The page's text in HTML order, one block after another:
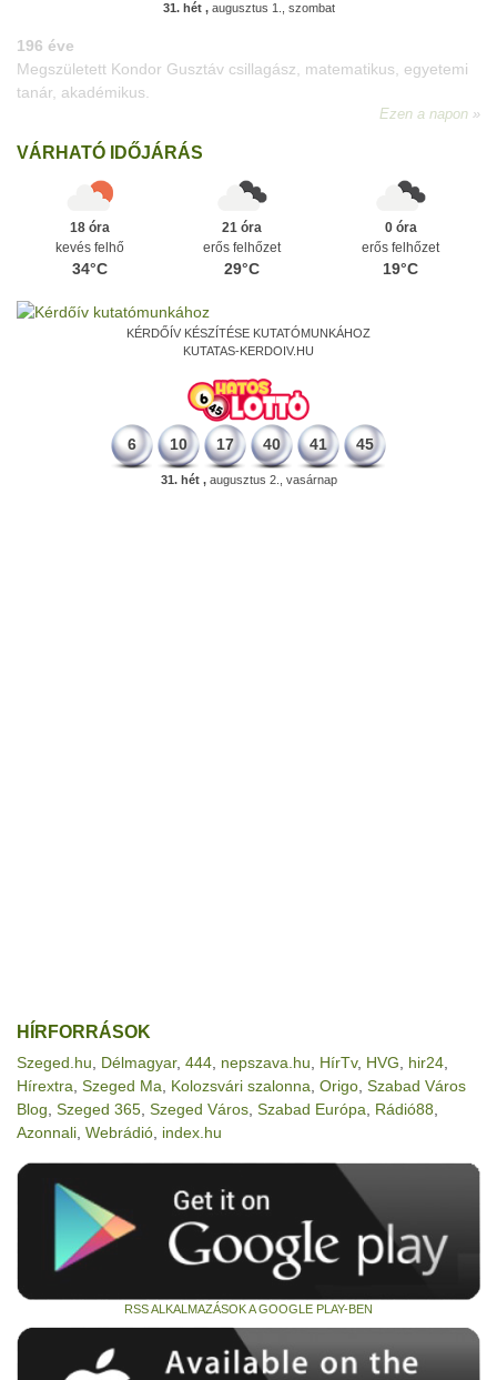
31. hét ,augusztus 1., szombat
196 éve
Megszületett Kondor Gusztáv csillagász, matematikus, egyetemi
tanár, akadémikus.
Ezen a napon
VÁRHATÓ IDŐJÁRÁS
18 óra
kevés felhő
34°C
21 óra
erős felhőzet
29°C
0 óra
erős felhőzet
19°C
KÉRDŐÍV KÉSZÍTÉSE KUTATÓMUNKÁHOZ
KUTATAS-KERDOIV.HU
6 10 17 40 41 45
31. hét ,augusztus 2., vasárnap
HÍRFORRÁSOK
Szeged.hu Délmagyar, 444 nepszava.hu HírTv, HVG hir24
Hírextra Szeged Ma Kolozsvári szalonna Origo Szabad Város
Blog Szeged 365 Szeged Város Szabad Európa Rádió88
Azonnali Webrádió index.hu
RSS ALKALMAZÁSOK A GOOGLE PLAY-BEN